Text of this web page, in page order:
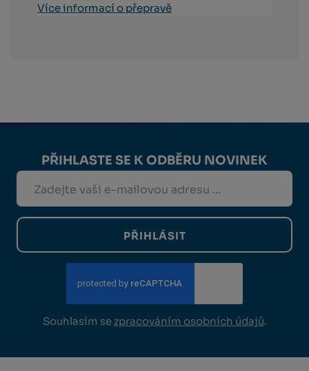
Více informací o přepravě
PŘIHLASTE SE K ODBĚRU NOVINEK
PŘIHLÁSIT
Souhlasím se zpracováním osobních údajů.